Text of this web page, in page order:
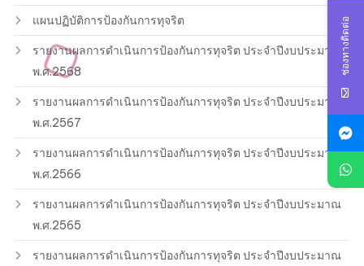
แผนปฏิบัติการป้องกันการทุจริต
รายงานผลการดำเนินการป้องกันการทุจริต ประจำปีงบประมาณ
พ.ศ.2568
รายงานผลการดำเนินการป้องกันการทุจริต ประจำปีงบประมาณ
พ.ศ.2567
รายงานผลการดำเนินการป้องกันการทุจริต ประจำปีงบประมาณ
พ.ศ.2566
รายงานผลการดำเนินการป้องกันการทุจริต ประจำปีงบประมาณ
พ.ศ.2565
รายงานผลการดำเนินการป้องกันการทุจริต ประจำปีงบประมาณ
ช่องทางติดต่อ